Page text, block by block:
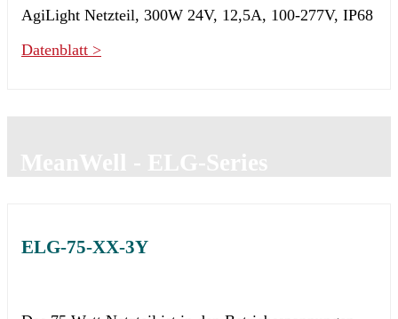
AgiLight Netzteil, 300W 24V, 12,5A, 100-277V, IP68
Datenblatt >
ELG-75-XX-3Y